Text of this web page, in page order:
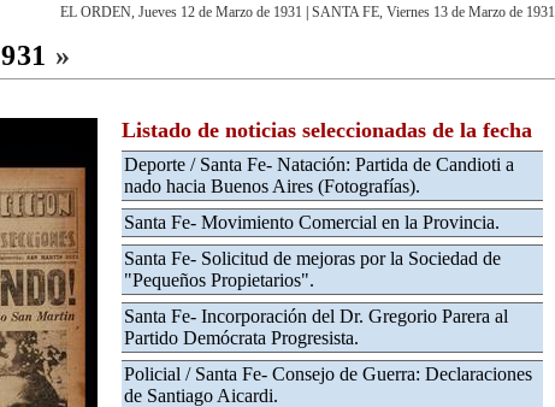
EL ORDEN, Jueves 12 de Marzo de 1931 SANTA FE, Viernes 13 de Marzo de 1931
»
Listado de noticias seleccionadas de la fecha
Deporte / Santa Fe- Natación: Partida de Candioti a
nado hacia Buenos Aires (Fotografías).
Santa Fe- Movimiento Comercial en la Provincia.
Santa Fe- Solicitud de mejoras por la Sociedad de
"Pequeños Propietarios".
Santa Fe- Incorporación del Dr. Gregorio Parera al
Partido Demócrata Progresista.
Policial / Santa Fe- Consejo de Guerra: Declaraciones
de Santiago Aicardi.